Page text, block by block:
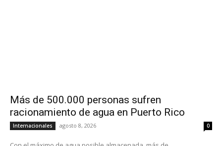
Más de 500.000 personas sufren
racionamiento de agua en Puerto Rico
Internacionales agosto 8, 2026 0